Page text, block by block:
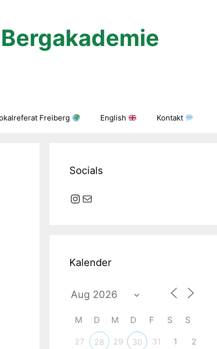
Freiberg English Kontakt
Socials
Instagram
E-Mail
Kalender
M D M D F S S
27 28 29 30 31 1 2